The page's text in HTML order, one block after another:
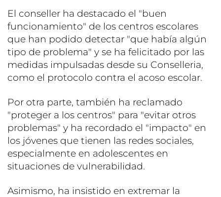
El conseller ha destacado el "buen
funcionamiento" de los centros escolares
que han podido detectar "que había algún
tipo de problema" y se ha felicitado por las
medidas impulsadas desde su Conselleria,
como el protocolo contra el acoso escolar.
Por otra parte, también ha reclamado
"proteger a los centros" para "evitar otros
problemas" y ha recordado el "impacto" en
los jóvenes que tienen las redes sociales,
especialmente en adolescentes en
situaciones de vulnerabilidad.
Asimismo, ha insistido en extremar la